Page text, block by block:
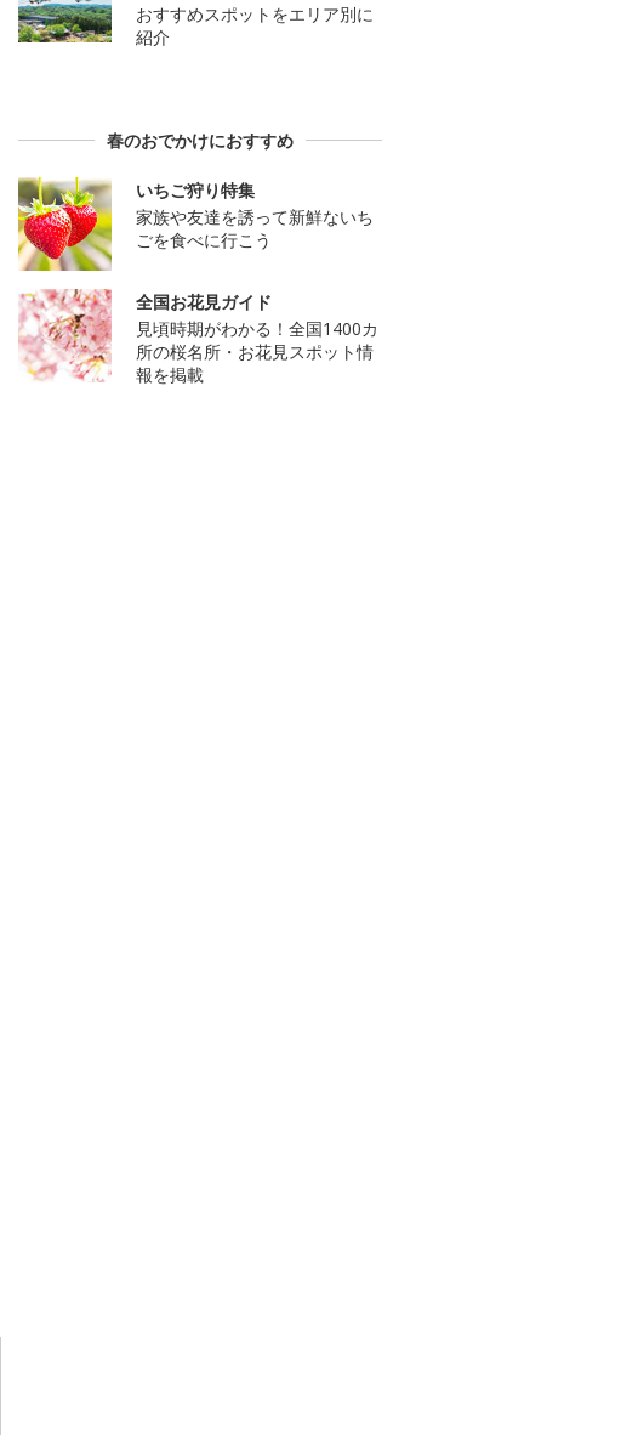
おすすめスポットをエリア別に
紹介
春のおでかけにおすすめ
いちご狩り特集
家族や友達を誘って新鮮ないち
ごを食べに行こう
全国お花見ガイド
見頃時期がわかる！全国1400カ
所の桜名所・お花見スポット情
報を掲載